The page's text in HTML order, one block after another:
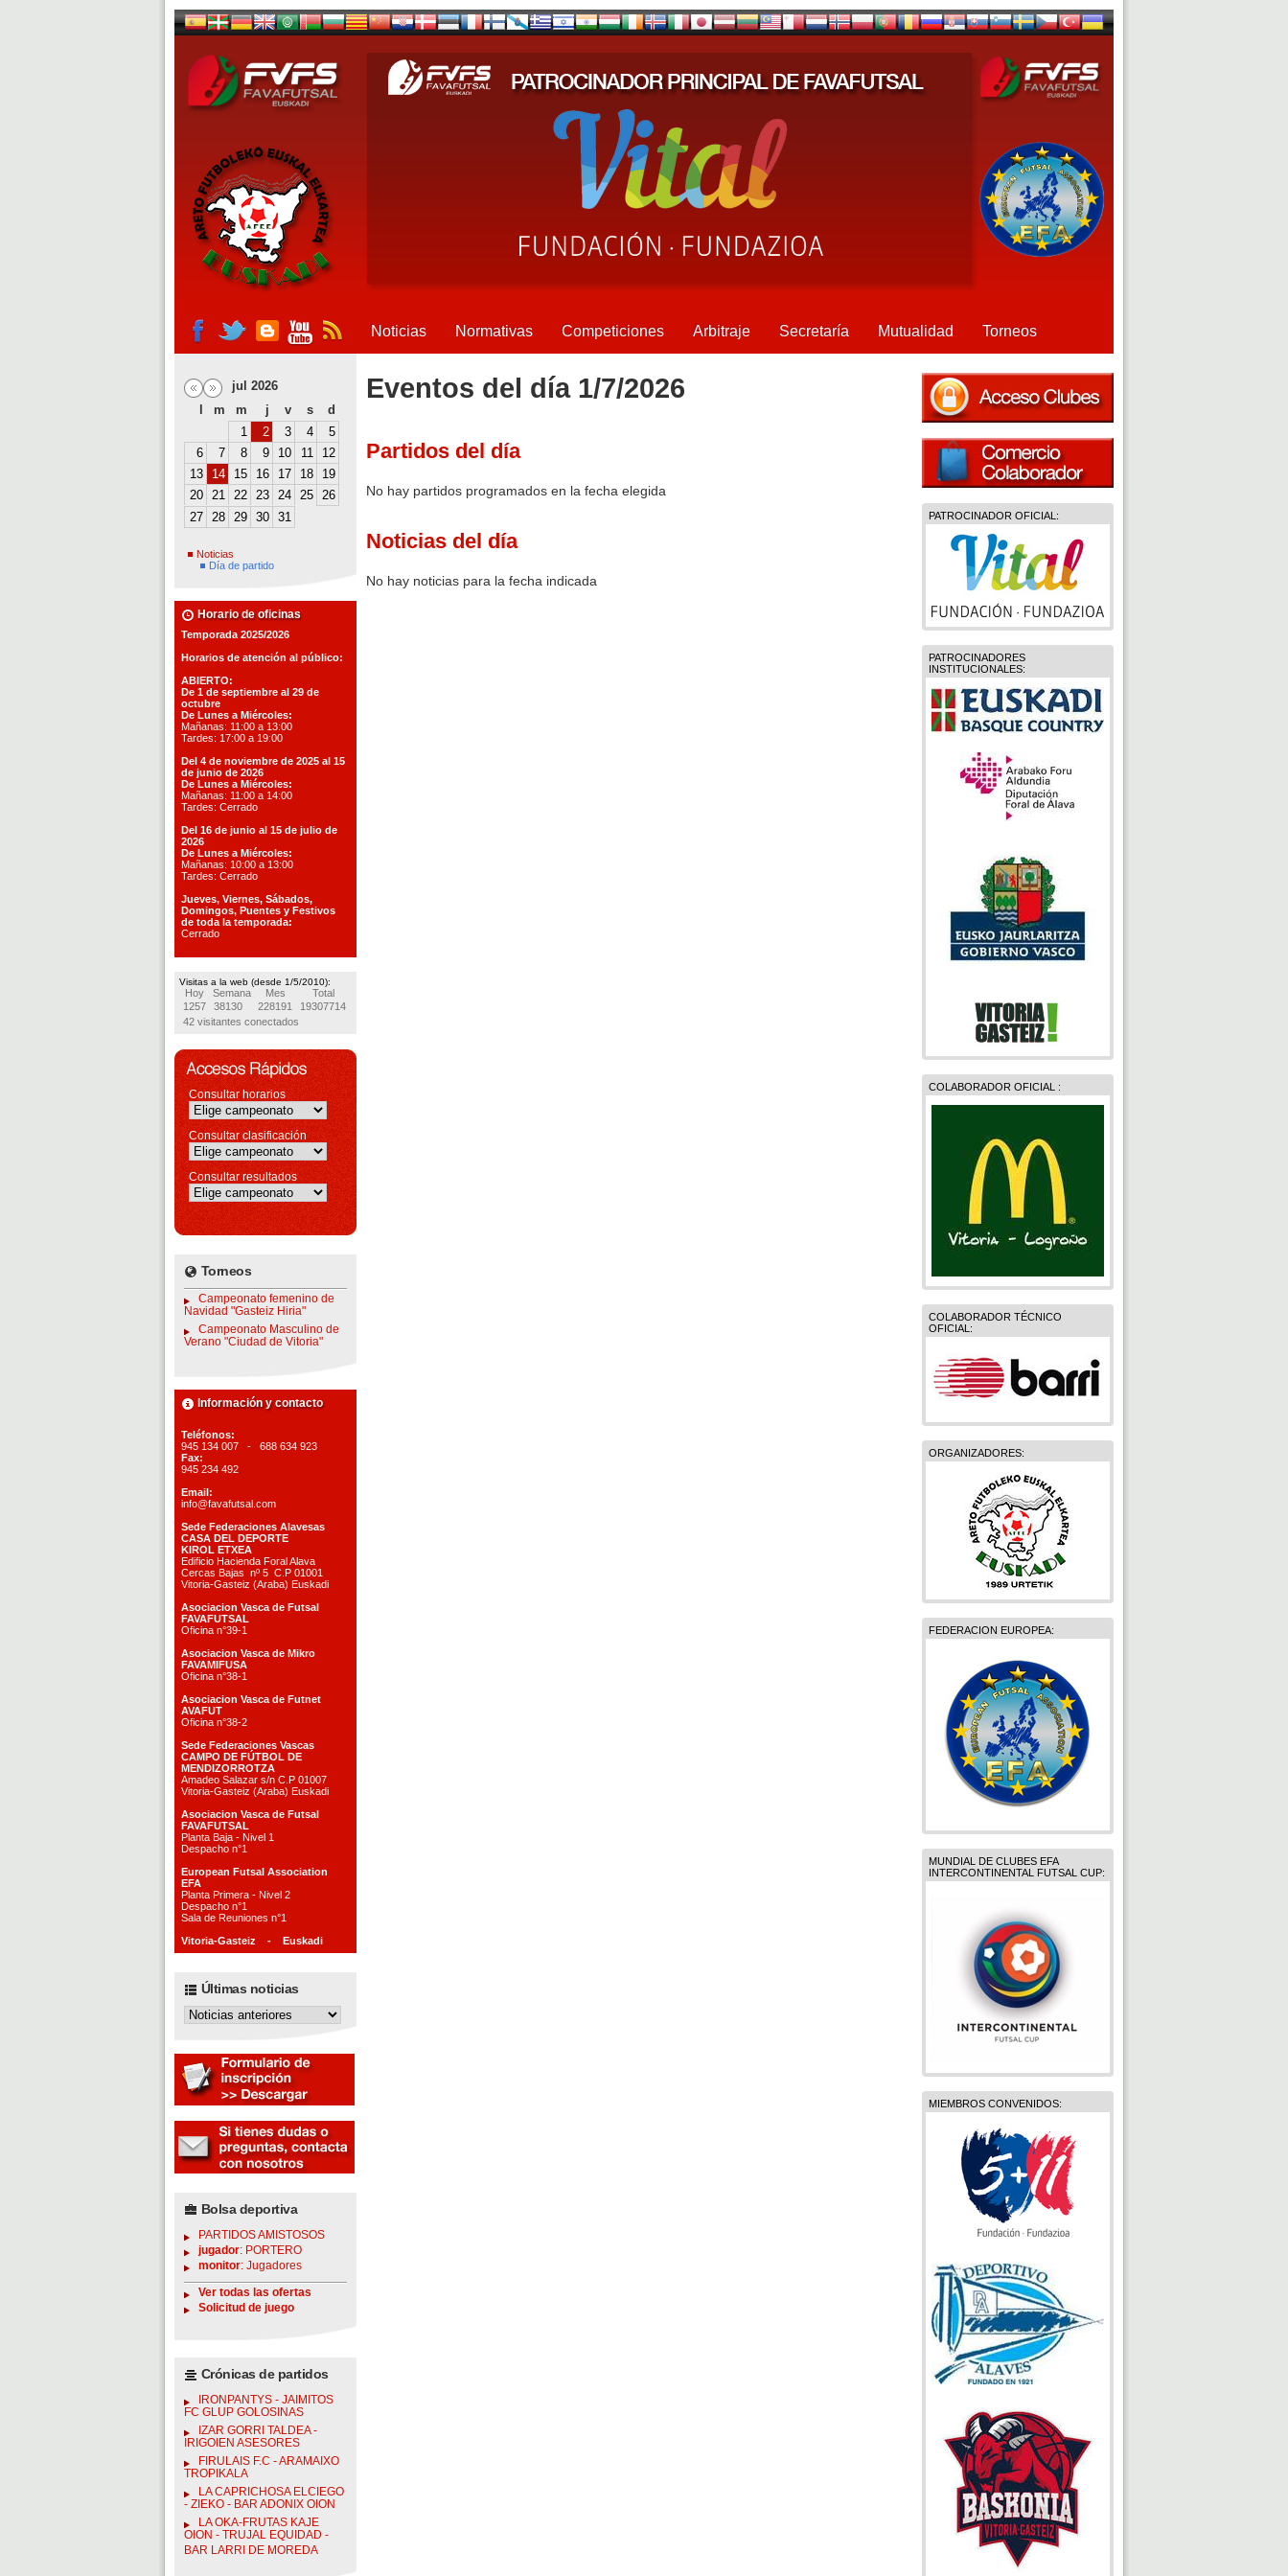
Noticias Normativas Competiciones Arbitraje Secretaría Mutualidad Torneos
jul 2026
m m j v s
d
1
2 3 4
5
6
7 8 9 10 11
12
13
14 15 16 17 18
19
20 21 22 23 24 25 26
27 28 29 30 31
Noticias
Día de partido
Horario de oficinas
Temporada 2025/2026
Horarios de atención al público:
ABIERTO:
De 1 de septiembre al 29 de
octubre
De Lunes a Miércoles:
Mañanas: 11:00 a 13:00
Tardes: 17:00 a 19:00
Del 4 de noviembre de 2025 al 15
de junio de 2026
De Lunes a Miércoles:
Mañanas: 11:00 a 14:00
Tardes: Cerrado
Del 16 de junio al 15 de julio de
2026
De Lunes a Miércoles:
Mañanas: 10:00 a 13:00
Tardes: Cerrado
Jueves, Viernes, Sábados,
Domingos, Puentes y Festivos
de toda la temporada:
Cerrado
Visitas a la web (desde 1/5/2010):
Hoy Semana Mes
Total
1257
38130 228191
19307714
42 visitantes conectados
Consultar horarios
Consultar clasificación
Consultar resultados
Torneos
Campeonato femenino de
Navidad "Gasteiz Hiria"
Campeonato Masculino de
Verano "Ciudad de Vitoria"
Información y contacto
Teléfonos:
945 134 007 - 688 634 923
Fax:
945 234 492
Email:
info@favafutsal.com
Sede Federaciones Alavesas
CASA DEL DEPORTE
KIROL ETXEA
Edificio Hacienda Foral Alava
Cercas Bajas nº 5 C.P 01001
Vitoria-Gasteiz (Araba) Euskadi
Asociacion Vasca de Futsal
FAVAFUTSAL
Oficina n°39-1
Asociacion Vasca de Mikro
FAVAMIFUSA
Oficina n°38-1
Asociacion Vasca de Futnet
AVAFUT
Oficina n°38-2
Sede Federaciones Vascas
CAMPO DE FÚTBOL DE
MENDIZORROTZA
Amadeo Salazar s/n C.P 01007
Vitoria-Gasteiz (Araba) Euskadi
Asociacion Vasca de Futsal
FAVAFUTSAL
Planta Baja - Nivel 1
Despacho n°1
European Futsal Association
EFA
Planta Primera - Nivel 2
Despacho n°1
Sala de Reuniones n°1
Vitoria-Gasteiz - Euskadi
Últimas noticias
Bolsa deportiva
PARTIDOS AMISTOSOS
jugador: PORTERO
monitor: Jugadores
Ver todas las ofertas
Solicitud de juego
Crónicas de partidos
IRONPANTYS - JAIMITOS
FC GLUP GOLOSINAS
IZAR GORRI TALDEA -
IRIGOIEN ASESORES
FIRULAIS F.C - ARAMAIXO
TROPIKALA
LA CAPRICHOSA ELCIEGO
- ZIEKO - BAR ADONIX OION
LA OKA-FRUTAS KAJE
OION - TRUJAL EQUIDAD -
BAR LARRI DE MOREDA
PATROCINADOR OFICIAL:
PATROCINADORES
INSTITUCIONALES:
COLABORADOR OFICIAL :
COLABORADOR TÉCNICO
OFICIAL:
ORGANIZADORES:
FEDERACION EUROPEA:
MUNDIAL DE CLUBES EFA
INTERCONTINENTAL FUTSAL CUP:
MIEMBROS CONVENIDOS:
Eventos del día 1/7/2026
Partidos del día
No hay partidos programados en la fecha elegida
Noticias del día
No hay noticias para la fecha indicada